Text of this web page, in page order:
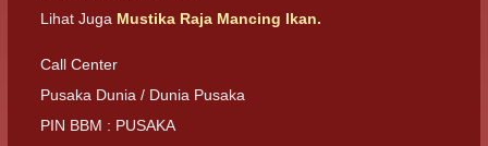
Lihat Juga Mustika Raja Mancing Ikan.
Call Center
Pusaka Dunia / Dunia Pusaka
PIN BBM : PUSAKA